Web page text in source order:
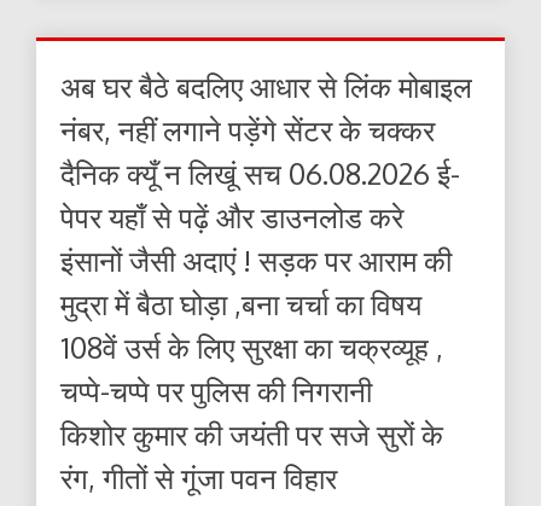
अब घर बैठे बदलिए आधार से लिंक मोबाइल
नंबर, नहीं लगाने पड़ेंगे सेंटर के चक्कर
दैनिक क्यूँ न लिखूं सच 06.08.2026 ई-
पेपर यहाँ से पढ़ें और डाउनलोड करे
इंसानों जैसी अदाएं ! सड़क पर आराम की
मुद्रा में बैठा घोड़ा ,बना चर्चा का विषय
108वें उर्स के लिए सुरक्षा का चक्रव्यूह ,
चप्पे-चप्पे पर पुलिस की निगरानी
किशोर कुमार की जयंती पर सजे सुरों के
रंग, गीतों से गूंजा पवन विहार